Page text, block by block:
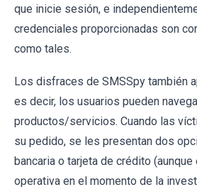
que inicie sesión, e
credenciales proporcionadas son
como tales.
Los disfraces de SMSSpy también
es decir, los usuarios pueden
productos/servicios. Cuando las
su pedido, se les presentan dos
bancaria o tarjeta de crédito
operativa en el momento de la